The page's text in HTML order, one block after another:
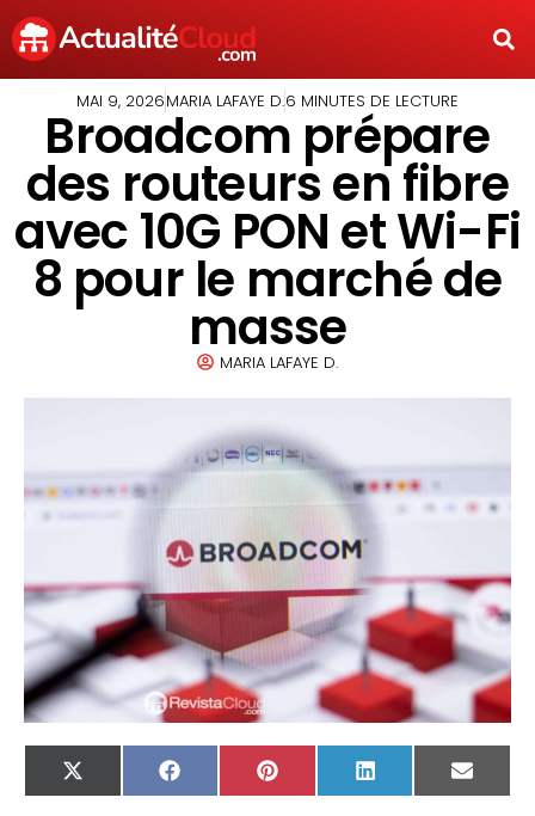
MAI 9, 2026MARIA LAFAYE D.6 MINUTES DE LECTURE
Broadcom prépare
des routeurs en fibre
avec 10G PON et Wi-Fi
8 pour le marché de
masse
MARIA LAFAYE D.
X
(Twitter)
FacebookPinterest LinkedIn
Email